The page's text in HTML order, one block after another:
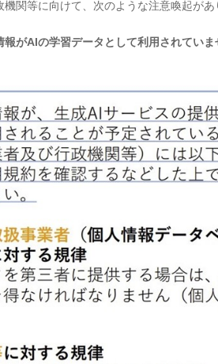
関等に向けて、次のような注意喚起があ
AIの学習データとして利用されてい